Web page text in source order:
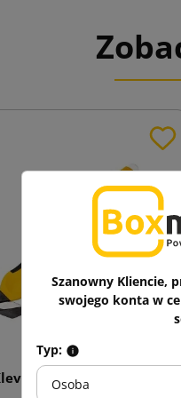
X-Change Double
Szanowny Kliencie,
swojego konta w
Typ:
Osoba